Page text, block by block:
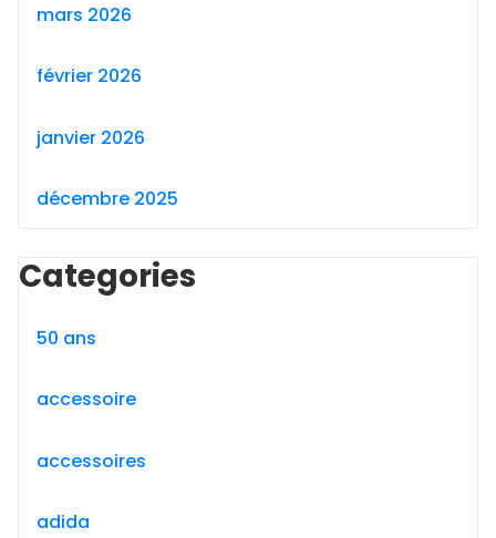
mars 2026
février 2026
janvier 2026
décembre 2025
Categories
50 ans
accessoire
accessoires
adida